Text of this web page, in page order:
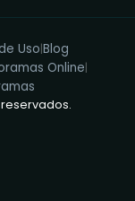
Uso|Blog
Online|